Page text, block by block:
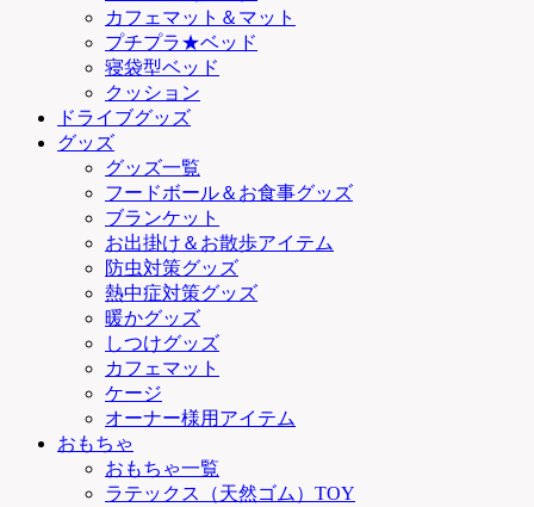
カフェマット＆マット
プチプラ★ベッド
寝袋型ベッド
クッション
ドライブグッズ
グッズ
グッズ一覧
フードボール＆お食事グッズ
ブランケット
お出掛け＆お散歩アイテム
防虫対策グッズ
熱中症対策グッズ
暖かグッズ
しつけグッズ
カフェマット
ケージ
オーナー様用アイテム
おもちゃ
おもちゃ一覧
ラテックス（天然ゴム）TOY